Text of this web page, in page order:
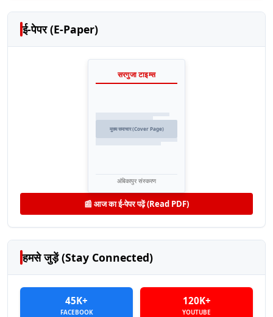
ई-पेपर (E-Paper)
सरगुजा टाइम्स
मुख्य समाचार (Cover Page)
अंबिकापुर संस्करण
📰 आज का ई-पेपर पढ़ें (Read PDF)
हमसे जुड़ें (Stay Connected)
45K+
FACEBOOK
120K+
YOUTUBE